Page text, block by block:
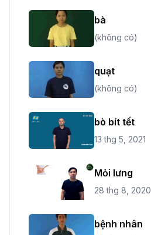
bà
(không có)
quạt
(không có)
bò bít tết
13 thg 5, 2021
Mỏi lưng
28 thg 8, 2020
bệnh nhân